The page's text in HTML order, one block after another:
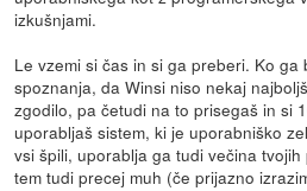
izkušnjami.
Le vzemi si čas in si ga preberi. Ko
spoznanja, da Winsi niso nekaj
zgodilo, pa četudi na to prisegaš in si
uporabljaš sistem, ki je uporabniško
vsi špili, uporablja ga tudi večina
tem tudi precej muh (če prijazno